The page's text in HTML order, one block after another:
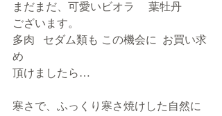
まだまだ、可愛いビオラ     葉牡丹
ございます。
多肉   セダム類も この機会に  お買い求
め
頂けましたら…
寒さで、ふっくり寒さ焼けした自然に